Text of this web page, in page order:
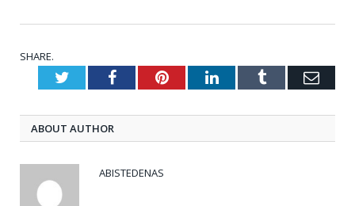
SHARE.
TwitterFacebookPinterestLinkedInTumblr
ABOUT AUTHOR
ABISTEDENAS